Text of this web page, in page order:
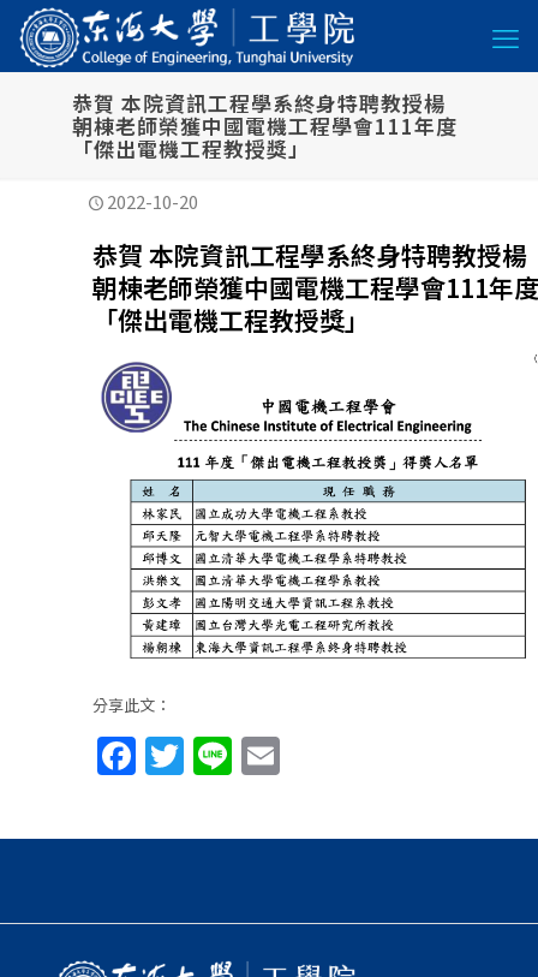
恭賀 本院資訊工程學系終身特聘教授楊
朝棟老師榮獲中國電機工程學會111年度
「傑出電機工程教授獎」
2022-10-20
恭賀 本院資訊工程學系終身特聘教授楊
朝棟老師榮獲中國電機工程學會111年度
「傑出電機工程教授獎」
分享此文：
Facebook
Twitter
LineEmail